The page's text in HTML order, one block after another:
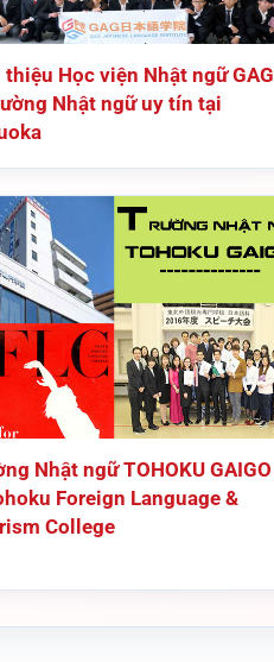
thiệu Học viện Nhật ngữ GAG
Nhật ngữ uy tín tại
Nhật ngữ TOHOKU GAIGO
Foreign Language &
College